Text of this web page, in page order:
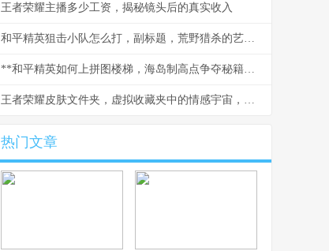
王者荣耀主播多少工资，揭秘镜头后的真实收入
和平精英狙击小队怎么打，副标题，荒野猎杀的艺术与战术
**和平精英如何上拼图楼梯，海岛制高点争夺秘籍，副标题：战术攀登与点位控制全解析**
王者荣耀皮肤文件夹，虚拟收藏夹中的情感宇宙，副标题，数字皮囊下跳动的玩家之心
热门文章